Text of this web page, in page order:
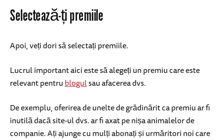
Selectează-ți premiile
Apoi, veți dori să selectați premiile.
Lucrul important aici este să alegeți un premiu care este
relevant pentrublogulsau afacerea dvs.
De exemplu, oferirea de unelte de grădinărit ca premiu ar fi
inutilă dacă site-ul dvs. ar fi axat pe nișa animalelor de
companie. Ați ajunge cu mulți abonați și urmăritori noi care